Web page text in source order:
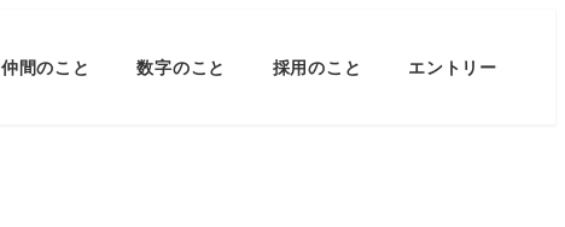
仲間のこと 数字のこと 採用のこと エントリー